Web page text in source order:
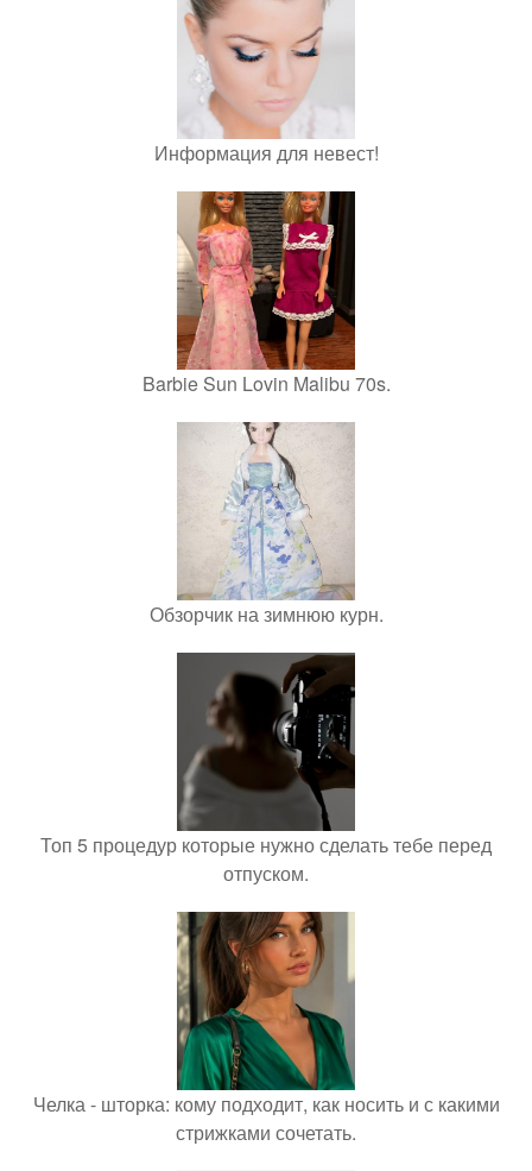
Информация для невест!
Barbie Sun Lovin Malibu 70s.
Обзорчик на зимнюю курн.
Топ 5 процедур которые нужно сделать тебе перед
отпуском.
Челка - шторка: кому подходит, как носить и с какими
стрижками сочетать.